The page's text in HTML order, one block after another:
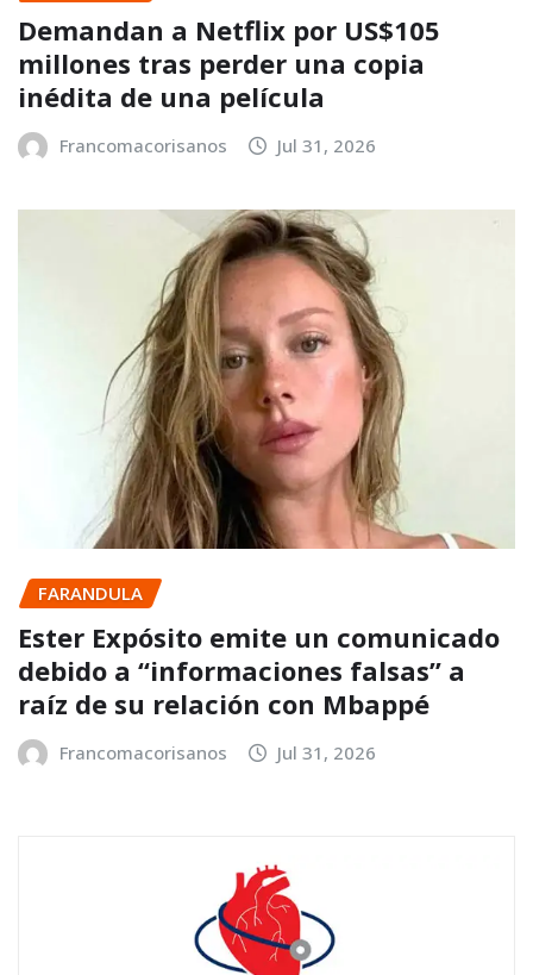
Demandan a Netflix por US$105
millones tras perder una copia
inédita de una película
Francomacorisanos Jul 31, 2026
FARANDULA
Ester Expósito emite un comunicado
debido a “informaciones falsas” a
raíz de su relación con Mbappé
Francomacorisanos Jul 31, 2026